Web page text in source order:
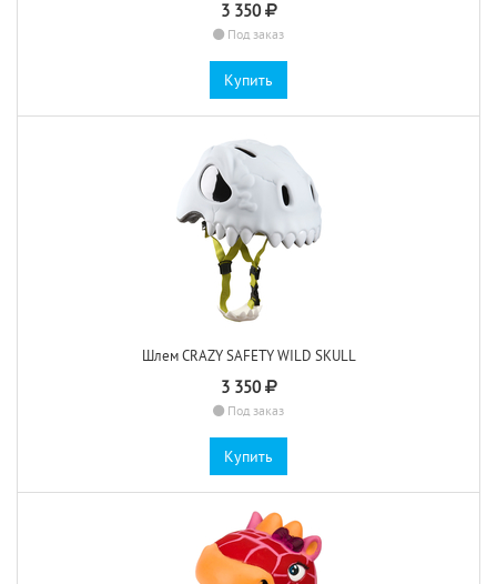
3 350
Под заказ
Купить
Шлем CRAZY SAFETY WILD SKULL
3 350
Под заказ
Купить